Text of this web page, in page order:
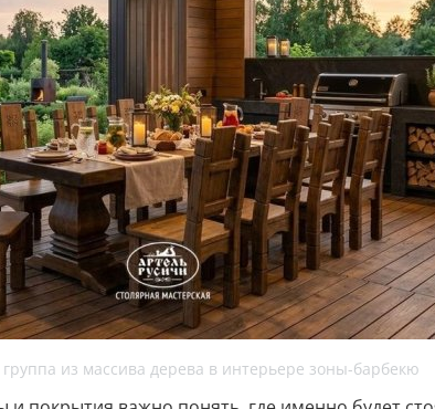
из массива дерева в интерьере зоны-барбекю